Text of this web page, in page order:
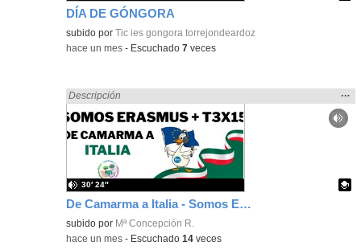
DÍA DE GÓNGORA
Contenido educativo.
subido porTic ies gongora torrejondeardoz
-hace un mes - Escuchado7 veces
De Camarma a Italia - Somos Erasmus+ T3X15 - Onda Lorca
Encontrado «Español» en:
Descripción
la
…
Contenido educativo.
subido por Mª Concepción R.
30′ 24″
-hace un mes - Escuchado14 veces